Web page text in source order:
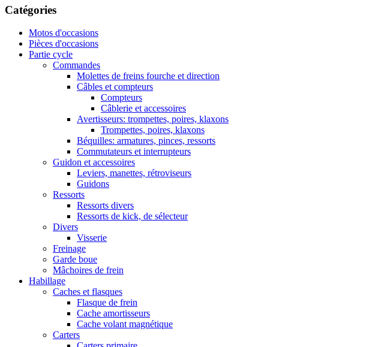
Catégories
Motos d'occasions
Pièces d'occasions
Partie cycle
Commandes
Molettes de freins fourche et direction
Câbles et compteurs
Compteurs
Câblerie et accessoires
Avertisseurs: trompettes, poires, klaxons
Trompettes, poires, klaxons
Béquilles: armatures, pinces, ressorts
Commutateurs et interrupteurs
Guidon et accessoires
Leviers, manettes, rétroviseurs
Guidons
Ressorts
Ressorts divers
Ressorts de kick, de sélecteur
Divers
Visserie
Freinage
Garde boue
Mâchoires de frein
Habillage
Caches et flasques
Flasque de frein
Cache amortisseurs
Cache volant magnétique
Carters